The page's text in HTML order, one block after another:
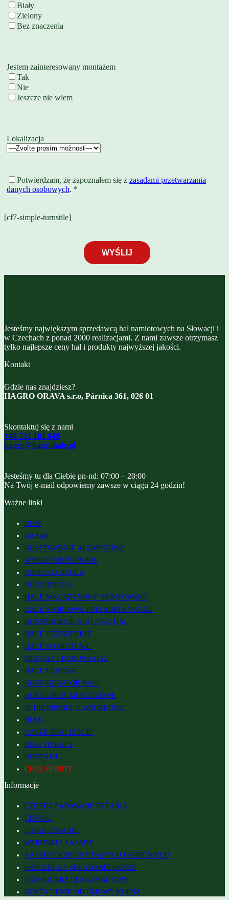
Biały
Zielony
Bez znaczenia
Jestem zainteresowany montażem
Tak
Nie
Jeszcze nie wiem
Lokalizacja
Potwierdzam, że zapoznałem się z zasadami przetwarzania
danych osobowych. *
[cf7-simple-turnstile]
Jesteśmy największym sprzedawcą hal namiotowych na Słowacji i
w Czechach z ponad 2000 realizacjami. Z nami zawsze otrzymasz
tylko najlepsze ceny hal i produkty najwyższej jakości.
Kontakt
Gdzie nas znajdziesz?
HAGRO ORAVA s.r.o, Párnica 361, 026 01
Skontaktuj się z nami
+48 731 181 649
hagro@hagrohale.pl
Jesteśmy tu dla Ciebie pn-nd: 07:00 – 20:00
Na Twój e-mail odpowiemy zawsze w ciągu 24 godzin!
Ważne linki
DOM
BAZAR
RUSZTOWANIE ALUMINIOWE
WYROBY BETONOWE
OBSŁUGA BYDŁA
OGRODZENIA
HALE MAGAZYNOWE MONTOWANE
HALE SPORTOWE PREFABRYKOWANE
KONSTRUKCJE STALOWE HAL
HALE JEŹDZIECKIE
HALE NAMIOTOWE
MONTAŻ I BUDOWA HAL
HALE ŁUKOWE
KONFIGURATOR HALI
KONTENERY MONTAŻOWE
SCHRONIENIA PLANDEKOWE
BLOG
NASZE REALIZACJE
CERTYFIKATY
KONTAKT
CHCĘ OFERTĘ
Informacje
CZĘSTO ZADAWANE PYTANIA
CENNIK
FINANSOWANIE
WARUNKI I ZASADY
ZASADY OCHRONY DANYCH OSOBOWYCH
PROCEDURA SKŁADANIA SKARG
FORMULARZ REKLAMACYJNY
ODSTĄPIENIE OD UMOWY KUPNA